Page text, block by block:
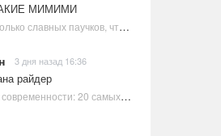
МИМИМИ
17 настолько славных паучков, что даже у арахнофобов появится желание их погладить
3 дня назад 16:36
райдер
Эталон современности: 20 самых красивых и привлекательных актрис Голливуда, по мнению Google | Ультрамарин